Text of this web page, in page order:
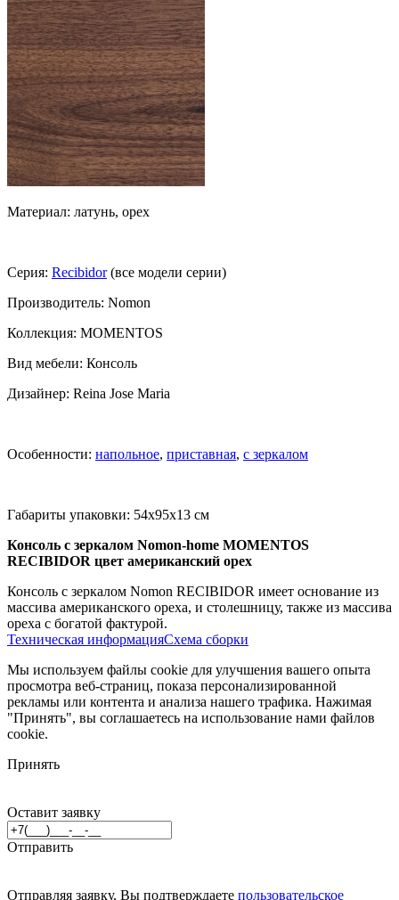
Материал: латунь, орех
Серия: Recibidor(все модели серии)
Производитель: Nomon
Коллекция: MOMENTOS
Вид мебели: Консоль
Дизайнер: Reina Jose Maria
Особенности: напольное, приставная, с зеркалом
Габариты упаковки: 54х95х13 см
Консоль с зеркалом Nomon-home MOMENTOS
RECIBIDOR цвет американский орех
Консоль с зеркалом Nomon RECIBIDOR имеет основание из
массива американского ореха, и столешницу, также из массива
ореха с богатой фактурой.
Техническая информацияСхема сборки
Мы используем файлы cookie для улучшения вашего опыта
просмотра веб-страниц, показа персонализированной
рекламы или контента и анализа нашего трафика. Нажимая
"Принять", вы соглашаетесь на использование нами файлов
cookie.
Принять
Оставит заявку
Отправить
Отправляя заявку, Вы подтверждаете пользовательское